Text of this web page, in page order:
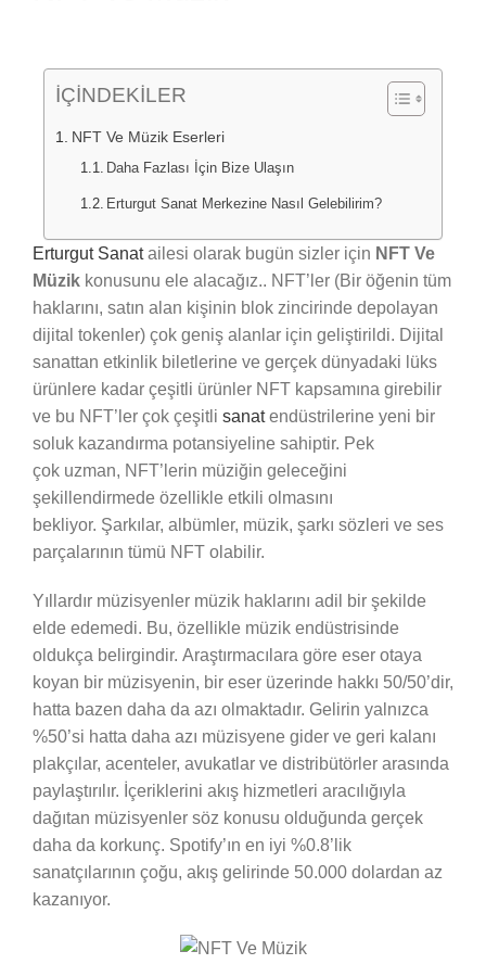
İÇİNDEKİLER
NFT Ve Müzik Eserleri
Daha Fazlası İçin Bize Ulaşın
Erturgut Sanat Merkezine Nasıl Gelebilirim?
Erturgut Sanatailesi olarak bugün sizler için NFT Ve
Müzikkonusunu ele alacağız.. NFT’ler (Bir öğenin tüm
haklarını, satın alan kişinin blok zincirinde depolayan
dijital tokenler) çok geniş alanlar için geliştirildi. Dijital
sanattan etkinlik biletlerine ve gerçek dünyadaki lüks
ürünlere kadar çeşitli ürünler NFT kapsamına girebilir
ve bu NFT’ler çok çeşitli sanatendüstrilerine yeni bir
soluk kazandırma potansiyeline sahiptir. Pek
çok uzman, NFT’lerin müziğin geleceğini
şekillendirmede özellikle etkili olmasını
bekliyor. Şarkılar, albümler, müzik, şarkı sözleri ve ses
parçalarının tümü NFT olabilir.
Yıllardır müzisyenler müzik haklarını adil bir şekilde
elde edemedi. Bu, özellikle müzik endüstrisinde
oldukça belirgindir. Araştırmacılara göre eser otaya
koyan bir müzisyenin, bir eser üzerinde hakkı 50/50’dir,
hatta bazen daha da azı olmaktadır. Gelirin yalnızca
%50’si hatta daha azı müzisyene gider ve geri kalanı
plakçılar, acenteler, avukatlar ve distribütörler arasında
paylaştırılır. İçeriklerini akış hizmetleri aracılığıyla
dağıtan müzisyenler söz konusu olduğunda gerçek
daha da korkunç. Spotify’ın en iyi %0.8’lik
sanatçılarının çoğu, akış gelirinde 50.000 dolardan az
kazanıyor.